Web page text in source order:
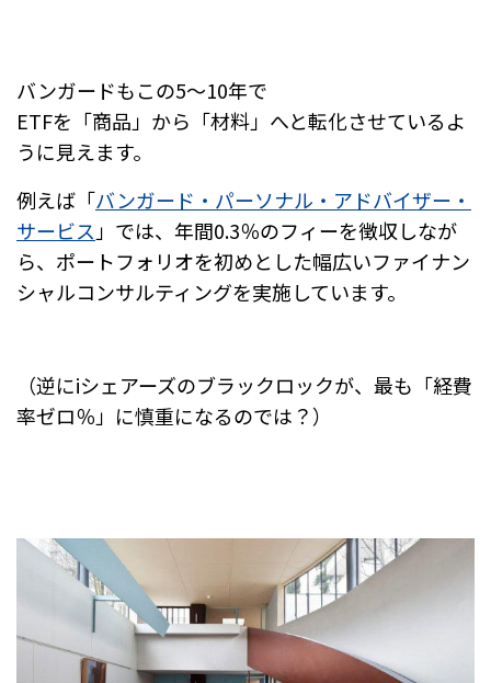
バンガードもこの5～10年で
ETFを「商品」から「材料」へと転化させているよ
うに見えます。
例えば「バンガード・パーソナル・アドバイザー・
サービス 」では、 年間0.3％のフィーを徴収しなが
ら、 ポートフォリオを初めとした幅広いファイナン
シャルコンサルティングを実施しています。
（逆にiシェアーズのブラックロックが、最も「経費
率ゼロ％」に慎重になるのでは？）